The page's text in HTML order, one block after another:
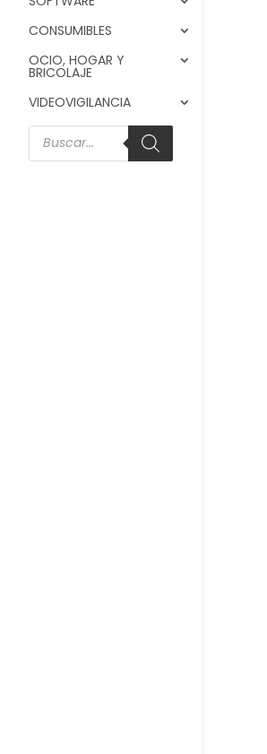
CONSUMIBLES
OCIO, HOGAR Y
BRICOLAJE
VIDEOVIGILANCIA
Búsqueda
de